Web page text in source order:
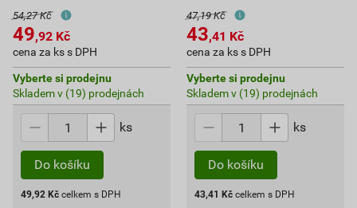
54,27 Kč
49,92 Kč
cena za ks s DPH
Vyberte si prodejnu
Skladem v (19) prodejnách
ks
Do košíku
49,92 Kč celkem s DPH
47,19 Kč
43,41 Kč
cena za ks s DPH
Vyberte si prodejnu
Skladem v (19) prodejnách
ks
Do košíku
43,41 Kč celkem s DPH